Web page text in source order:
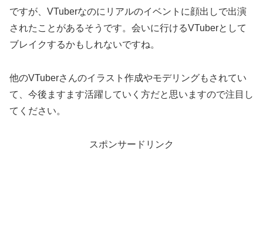
ですが、VTuberなのにリアルのイベントに顔出しで出演
されたことがあるそうです。会いに行けるVTuberとして
ブレイクするかもしれないですね。
他のVTuberさんのイラスト作成やモデリングもされてい
て、今後ますます活躍していく方だと思いますので注目し
てください。
スポンサードリンク